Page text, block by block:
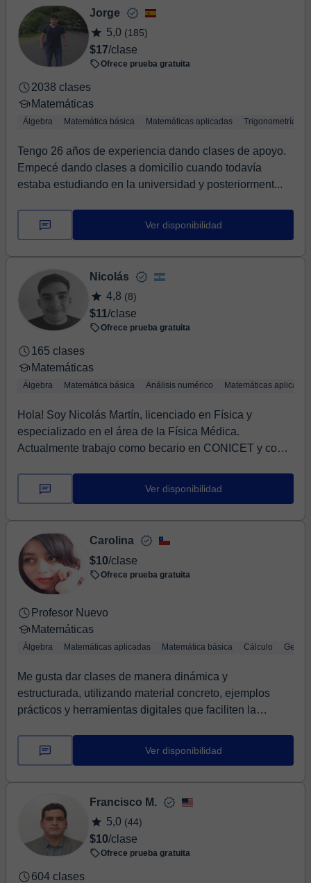
Jorge
5,0 (185)
$17/clase
Ofrece prueba gratuita
2038 clases
Matemáticas
Álgebra Matemática básica Matemáticas aplicadas Trigonometría
Tengo 26 años de experiencia dando clases de apoyo.
Empecé dando clases a domicilio cuando todavía
estaba estudiando en la universidad y posteriorment...
Ver disponibilidad
Nicolás
4,8 (8)
$11/clase
Ofrece prueba gratuita
165 clases
Matemáticas
Álgebra Matemática básica Análisis numérico Matemáticas aplicadas
Hola! Soy Nicolás Martín, licenciado en Física y
especializado en el área de la Física Médica.
Actualmente trabajo como becario en CONICET y como
Ver disponibilidad
Carolina
$10/clase
Ofrece prueba gratuita
Profesor Nuevo
Matemáticas
Álgebra Matemáticas aplicadas Matemática básica Cálculo
Me gusta dar clases de manera dinámica y
estructurada, utilizando material concreto, ejemplos
prácticos y herramientas digitales que faciliten la
Ver disponibilidad
Francisco M.
5,0 (44)
$10/clase
Ofrece prueba gratuita
604 clases